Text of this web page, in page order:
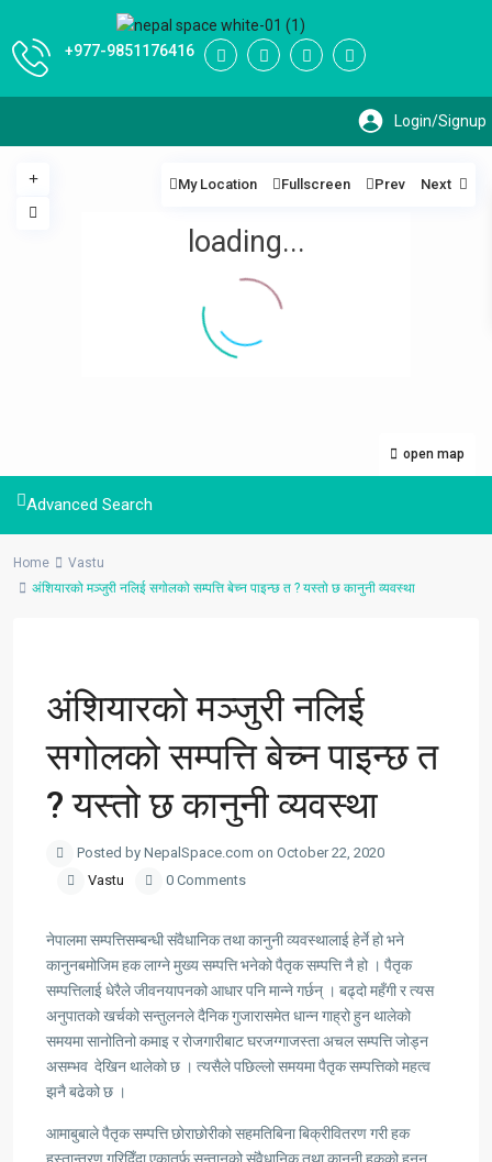
+977-9851176416
loading...
open map
My Location Fullscreen Prev Next
Advanced Search
Home
Vastu
अंशियारको मञ्जुरी नलिई सगोलको सम्पत्ति बेच्न पाइन्छ त ? यस्तो छ कानुनी व्यवस्था
अंशियारको मञ्जुरी नलिई
सगोलको सम्पत्ति बेच्न पाइन्छ त
? यस्तो छ कानुनी व्यवस्था
Posted by NepalSpace.com on October 22, 2020
Vastu
0 Comments
नेपालमा सम्पत्तिसम्बन्धी संवैधानिक तथा कानुनी व्यवस्थालाई हेर्ने हो भने
कानुनबमोजिम हक लाग्ने मुख्य सम्पत्ति भनेको पैतृक सम्पत्ति नै हो । पैतृक
सम्पत्तिलाई धेरैले जीवनयापनको आधार पनि मान्ने गर्छन् । बढ्दो महँगी र त्यस
अनुपातको खर्चको सन्तुलनले दैनिक गुजारासमेत धान्न गाह्रो हुन थालेको
समयमा सानोतिनो कमाइ र रोजगारीबाट घरजग्गाजस्ता अचल सम्पत्ति जोड्न
असम्भव देखिन थालेको छ । त्यसैले पछिल्लो समयमा पैतृक सम्पत्तिको महत्व
झनै बढेको छ ।
आमाबुबाले पैतृक सम्पत्ति छोराछोरीको सहमतिबिना बिक्रीवितरण गरी हक
हस्तान्तरण गरिदिँदा एकातर्फ सन्तानको संवैधानिक तथा कानुनी हकको हनन्